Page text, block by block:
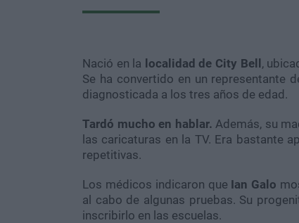
Nació en la localidad de City Bell,
Se ha convertido en un representante
diagnosticada a los tres años de edad.
Tardó mucho en hablar. Además, su
las caricaturas en la TV. Era bastante
repetitivas.
Los médicos indicaron que Ian Galo
al cabo de algunas pruebas. Su
inscribirlo en las escuelas.